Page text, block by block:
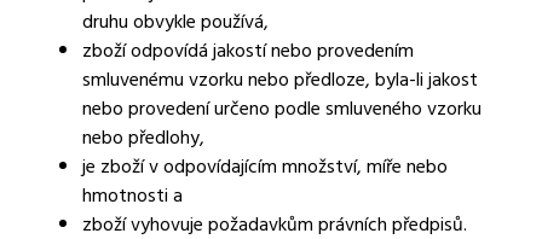
druhu obvykle používá,
zboží odpovídá jakostí nebo provedením
smluvenému vzorku nebo předloze, byla-li jakost
nebo provedení určeno podle smluveného vzorku
nebo předlohy,
je zboží v odpovídajícím množství, míře nebo
hmotnosti a
zboží vyhovuje požadavkům právních předpisů.